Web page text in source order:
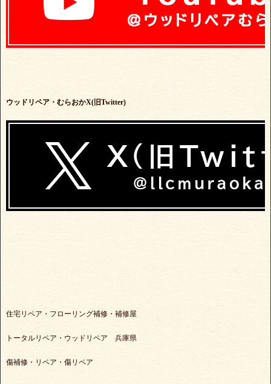
ウッドリペア・むらおかX(旧Twitter)
住宅リペア・フローリング補修・補修屋
トータルリペア・ウッドリペア 兵庫県
傷補修・リペア・傷リペア